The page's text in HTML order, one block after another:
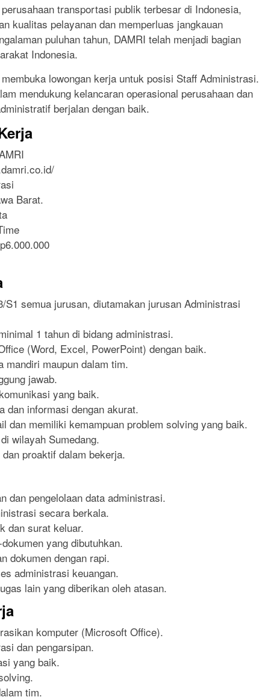
transportasi publik terbesar di Indonesia,
kualitas pelayanan dan memperluas jangkauan
puluhan tahun, DAMRI telah menjadi bagian
Indonesia.
lowongan kerja untuk posisi Staff Administrasi.
mendukung kelancaran operasional perusahaan dan
berjalan dengan baik.
Barat.
6.000.000
S1 semua jurusan, diutamakan jurusan Administrasi
1 tahun di bidang administrasi.
(Word, Excel, PowerPoint) dengan baik.
mandiri maupun dalam tim.
jawab.
yang baik.
dan informasi dengan akurat.
dan memiliki kemampuan problem solving yang baik.
wilayah Sumedang.
proaktif dalam bekerja.
dan pengelolaan data administrasi.
secara berkala.
dan surat keluar.
yang dibutuhkan.
dokumen dengan rapi.
administrasi keuangan.
lain yang diberikan oleh atasan.
komputer (Microsoft Office).
dan pengarsipan.
yang baik.
tim.